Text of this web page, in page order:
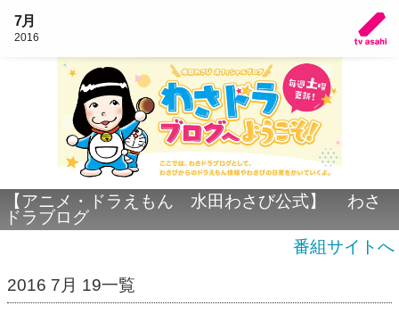
7月
2016
【アニメ・ドラえもん 水田わさび公式】 わさ
ドラブログ
番組サイトへ
2016 7月 19一覧